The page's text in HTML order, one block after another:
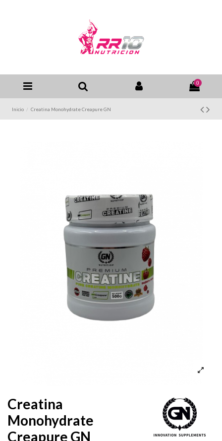
0
Inicio Creatina Monohydrate Creapure GN
Creatina
Monohydrate
Creapure GN